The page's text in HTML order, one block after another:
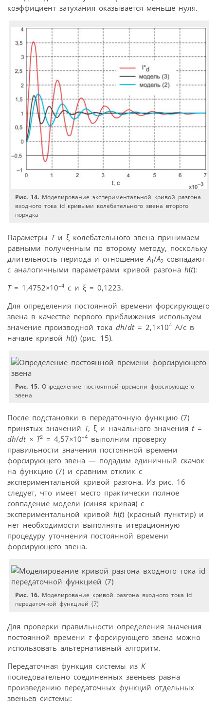
коэффициент затухания оказывается меньше нуля.
Рис. 14. Моделирование экспериментальной кривой разгона
входного тока id кривыми колебательного звена второго
порядка
Параметры Tи ξ колебательного звена принимаем
равными полученным по второму методу, поскольку
длительность периода и отношение A1/A2 совпадают
с аналогичными параметрами кривой разгона h(t):
T= 1,4752×10–4 c и ξ = 0,1223.
Для определения постоянной времени форсирующего
звена в качестве первого приближения используем
значение производной тока dh/dt= 2,1 ×104 A/c в
начале кривой h(t) (рис. 15).
Рис. 15. Определение постоянной времени форсирующего
звена
После подстановки в передаточную функцию (7)
принятых значений T, ξ и начального значения t=
dh/dt × T2 = 4,57×10–4 выполним проверку
правильности значения постоянной времени
форсирующего звена — подадим единичный скачок
на функцию (7) и сравним отклик с
экспериментальной кривой разгона. Из рис. 16
следует, что имеет место практически полное
совпадение модели (синяя кривая) с
экспериментальной кривой h(t) (красный пунктир) и
нет необходимости выполнять итерационную
процедуру уточнения постоянной времени
форсирующего звена.
Рис. 16. Моделирование кривой разгона входного тока id
передаточной функцией (7)
Для проверки правильности определения значения
постоянной времени τфорсирующего звена можно
использовать альтернативный алгоритм.
Передаточная функция системы из K
последовательно соединенных звеньев равна
произведению передаточных функций отдельных
звеньев системы: